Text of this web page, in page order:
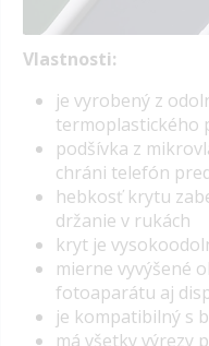
Vlastnosti:
je vyrobený z
termoplastického
podšívka z
chráni telefón
hebkosť krytu
držanie v rukách
kryt je
mierne vyvýšené
fotoaparátu aj
je kompatibilný s
má všetky výrezy